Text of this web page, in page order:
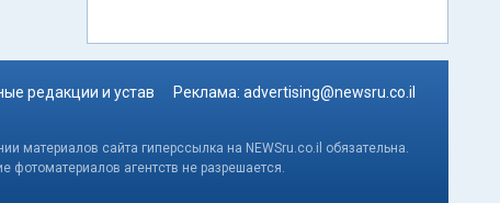
редакции и устав Реклама: advertising@newsru.co.il
материалов сайта гиперссылка на NEWSru.co.il обязательна.
фотоматериалов агентств не разрешается.